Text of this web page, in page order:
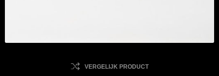
VERGELIJK PRODUCT